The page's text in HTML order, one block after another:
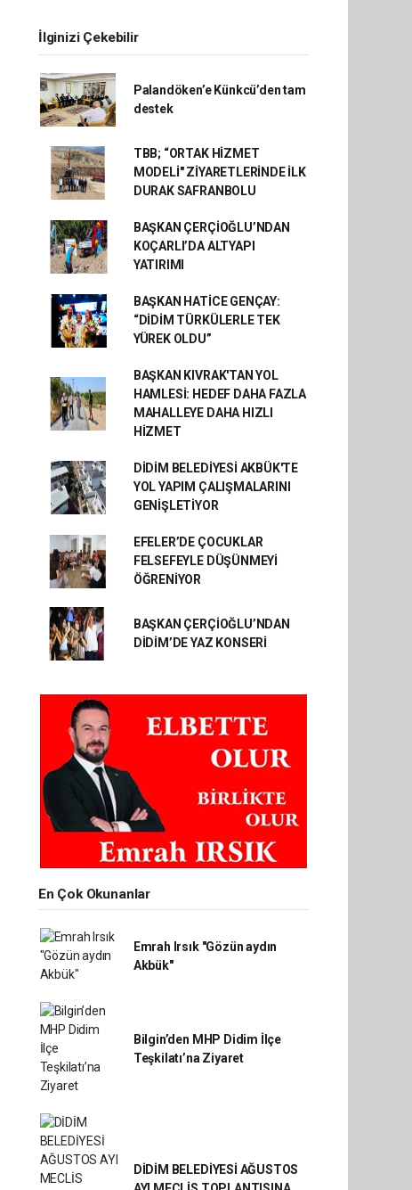
İlginizi Çekebilir
Palandöken’e Künkcü’den tam
destek
TBB; “ORTAK HİZMET
MODELİ" ZİYARETLERİNDE İLK
DURAK SAFRANBOLU
BAŞKAN ÇERÇİOĞLU’NDAN
KOÇARLI’DA ALTYAPI
YATIRIMI
BAŞKAN HATİCE GENÇAY:
“DİDİM TÜRKÜLERLE TEK
YÜREK OLDU”
BAŞKAN KIVRAK'TAN YOL
HAMLESİ: HEDEF DAHA FAZLA
MAHALLEYE DAHA HIZLI
HİZMET
DİDİM BELEDİYESİ AKBÜK'TE
YOL YAPIM ÇALIŞMALARINI
GENİŞLETİYOR
EFELER’DE ÇOCUKLAR
FELSEFEYLE DÜŞÜNMEYİ
ÖĞRENİYOR
BAŞKAN ÇERÇİOĞLU’NDAN
DİDİM’DE YAZ KONSERİ
En Çok Okunanlar
Emrah Irsık "Gözün aydın
Akbük"
Bilgin’den MHP Didim İlçe
Teşkilatı’na Ziyaret
DİDİM BELEDİYESİ AĞUSTOS